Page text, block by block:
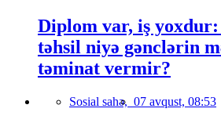
Diplom var, iş
təhsil niyə gənclərin
təminat vermir?
Sosial sahə, 07 avqust, 08:53